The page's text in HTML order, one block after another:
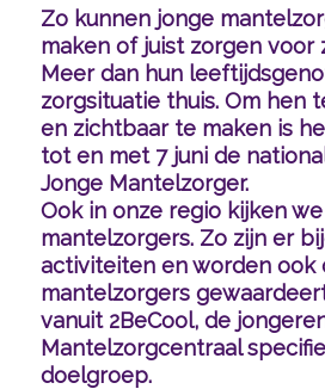
Zo kunnen jonge
maken of juist zorgen voor
Meer dan hun
zorgsituatie thuis. Om hen
en zichtbaar te maken is
tot en met 7 juni de
Jonge Mantelzorger.
Ook in onze regio kijken
mantelzorgers. Zo zijn er
activiteiten en worden ook
mantelzorgers
vanuit 2BeCool, de
Mantelzorgcentraal
doelgroep.